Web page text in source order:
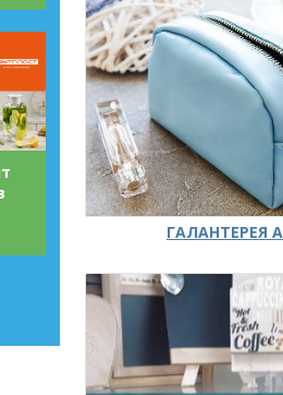
ГАЛАНТЕРЕЯ